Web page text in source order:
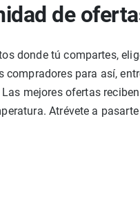
de
donde tú compartes,
para así,
mejores ofertas
Atrévete a